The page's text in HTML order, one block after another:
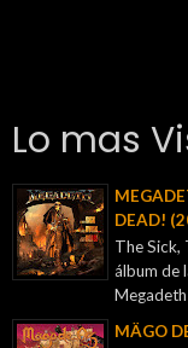
Lo mas
DEAD!
The Sick,
álbum de
MÄGO